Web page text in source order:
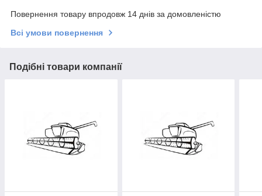
Повернення товару впродовж 14 днів за домовленістю
Всі умови повернення
Подібні товари компанії